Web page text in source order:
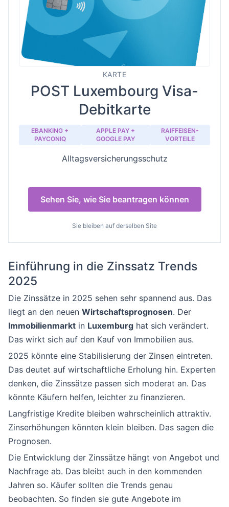
KARTE
POST Luxembourg Visa-
Debitkarte
EBANKING +
PAYCONIQ
APPLE PAY +
GOOGLE PAY
RAIFFEISEN-
VORTEILE
Alltagsversicherungsschutz
Sehen Sie, wie Sie beantragen können
Sie bleiben auf derselben Site
Einführung in die Zinssatz Trends
2025
Die Zinssätze in 2025 sehen sehr spannend aus. Das
liegt an den neuen Wirtschaftsprognosen. Der
Immobilienmarkt in Luxemburg hat sich verändert.
Das wirkt sich auf den Kauf von Immobilien aus.
2025 könnte eine Stabilisierung der Zinsen eintreten.
Das deutet auf wirtschaftliche Erholung hin. Experten
denken, die Zinssätze passen sich moderat an. Das
könnte Käufern helfen, leichter zu finanzieren.
Langfristige Kredite bleiben wahrscheinlich attraktiv.
Zinserhöhungen könnten klein bleiben. Das sagen die
Prognosen.
Die Entwicklung der Zinssätze hängt von Angebot und
Nachfrage ab. Das bleibt auch in den kommenden
Jahren so. Käufer sollten die Trends genau
beobachten. So finden sie gute Angebote im